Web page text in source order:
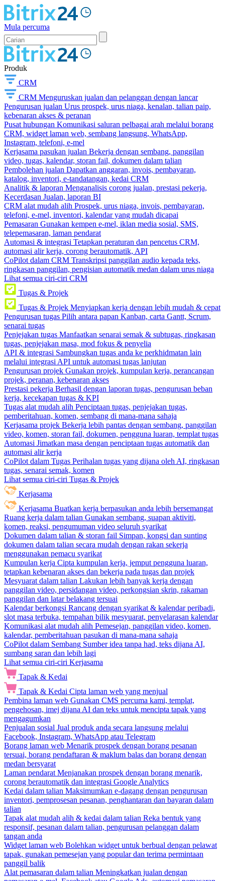
Mula percuma
Produk
CRM
CRM Menguruskan jualan dan pelanggan dengan lancar
Pengurusan jualan Urus prospek, urus niaga, kenalan, talian paip,
kebenaran akses & peranan
Pusat hubungan Komunikasi saluran pelbagai arah melalui borang
CRM, widget laman web, sembang langsung, WhatsApp,
Instagram, telefoni, e-mel
Kerjasama pasukan jualan Bekerja dengan sembang, panggilan
video, tugas, kalendar, storan fail, dokumen dalam talian
Pembolehan jualan Dapatkan anggaran, invois, pembayaran,
katalog, inventori, e-tandatangan, kedai CRM
Analitik & laporan Menganalisis corong jualan, prestasi pekerja,
Kecerdasan Jualan, laporan BI
CRM alat mudah alih Prospek, urus niaga, invois, pembayaran,
telefoni, e-mel, inventori, kalendar yang mudah dicapai
Pemasaran Gunakan kempen e-mel, iklan media sosial, SMS,
telepemasaran, laman pendarat
Automasi & integrasi Tetapkan peraturan dan pencetus CRM,
automasi alir kerja, corong berautomatik, API
CoPilot dalam CRM Transkripsi panggilan audio kepada teks,
ringkasan panggilan, pengisian automatik medan dalam urus niaga
Lihat semua ciri-ciri CRM
Tugas & Projek
Tugas & Projek Menyiapkan kerja dengan lebih mudah & cepat
Pengurusan tugas Pilih antara papan Kanban, carta Gantt, Scrum,
senarai tugas
Penjejakan tugas Manfaatkan senarai semak & subtugas, ringkasan
tugas, penjejakan masa, mod fokus & penyelia
API & integrasi Sambungkan tugas anda ke perkhidmatan lain
melalui integrasi API untuk automasi tugas lanjutan
Pengurusan projek Gunakan projek, kumpulan kerja, perancangan
projek, peranan, kebenaran akses
Prestasi pekerja Berhasil dengan laporan tugas, pengurusan beban
kerja, kecekapan tugas & KPI
Tugas alat mudah alih Penciptaan tugas, penjejakan tugas,
pemberitahuan, komen, sembang di mana-mana sahaja
Kerjasama projek Bekerja lebih pantas dengan sembang, panggilan
video, komen, storan fail, dokumen, pengguna luaran, templat tugas
Automasi Jimatkan masa dengan penciptaan tugas automatik dan
automasi alir kerja
CoPilot dalam Tugas Perihalan tugas yang dijana oleh AI, ringkasan
tugas, senarai semak, komen
Lihat semua ciri-ciri Tugas & Projek
Kerjasama
Kerjasama Buatkan kerja berpasukan anda lebih bersemangat
Ruang kerja dalam talian Gunakan sembang, suapan aktiviti,
komen, reaksi, pengumuman video seluruh syarikat
Dokumen dalam talian & storan fail Simpan, kongsi dan sunting
dokumen dalam talian secara mudah dengan rakan sekerja
menggunakan pemacu syarikat
Kumpulan kerja Cipta kumpulan kerja, jemput pengguna luaran,
tetapkan kebenaran akses dan bekerja pada tugas dan projek
Mesyuarat dalam talian Lakukan lebih banyak kerja dengan
panggilan video, persidangan video, perkongsian skrin, rakaman
panggilan dan latar belakang tersuai
Kalendar berkongsi Rancang dengan syarikat & kalendar peribadi,
slot masa terbuka, tempahan bilik mesyuarat, penyelarasan kalendar
Komunikasi alat mudah alih Pemesejan, panggilan video, komen,
kalendar, pemberitahuan pasukan di mana-mana sahaja
CoPilot dalam Sembang Sumber idea tanpa had, teks dijana AI,
sumbang saran dan lebih lagi
Lihat semua ciri-ciri Kerjasama
Tapak & Kedai
Tapak & Kedai Cipta laman web yang menjual
Pembina laman web Gunakan CMS percuma kami, templat,
pengehosan, imej dijana AI dan teks untuk mencipta tapak yang
mengagumkan
Penjualan sosial Jual produk anda secara langsung melalui
Facebook, Instagram, WhatsApp atau Telegram
Borang laman web Menarik prospek dengan borang pesanan
tersuai, borang pendaftaran & maklum balas dan borang dengan
medan bersyarat
Laman pendarat Menjanakan prospek dengan borang menarik,
corong berautomatik dan integrasi Google Analytics
Kedai dalam talian Maksimumkan e-dagang dengan pengurusan
inventori, pemprosesan pesanan, penghantaran dan bayaran dalam
talian
Tapak alat mudah alih & kedai dalam talian Reka bentuk yang
responsif, pesanan dalam talian, pengurusan pelanggan dalam
tangan anda
Widget laman web Bolehkan widget untuk berbual dengan pelawat
tapak, gunakan pemesejan yang popular dan terima permintaan
panggil balik
Alat pemasaran dalam talian Meningkatkan jualan dengan